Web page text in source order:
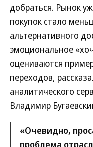
добраться. Рынок
покупок стало
альтернативного
эмоциональное
оцениваются
переходов,
аналитического
Владимир
«Очевидно,
проблема